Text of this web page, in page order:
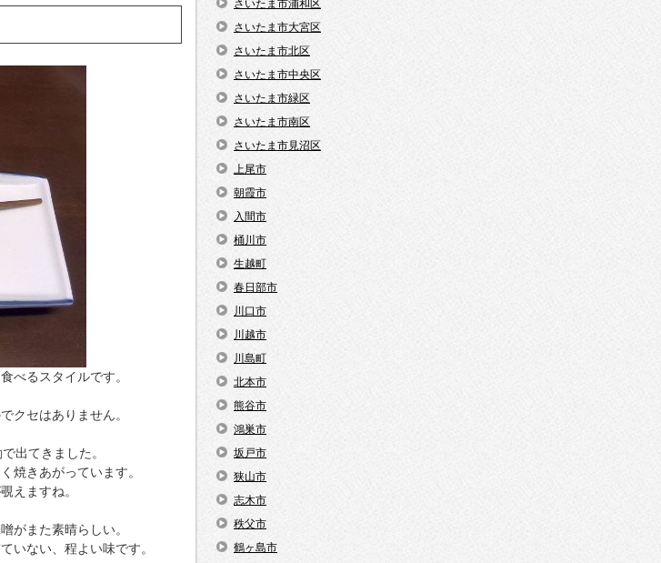
べるスタイルです。
クセはありません。
出てきました。
焼きあがっています。
えますね。
がまた素晴らしい。
いない、程よい味です。
さいたま市浦和区
さいたま市大宮区
さいたま市北区
さいたま市中央区
さいたま市緑区
さいたま市南区
さいたま市見沼区
上尾市
朝霞市
入間市
桶川市
生越町
春日部市
川口市
川越市
川島町
北本市
熊谷市
鴻巣市
坂戸市
狭山市
志木市
秩父市
鶴ヶ島市